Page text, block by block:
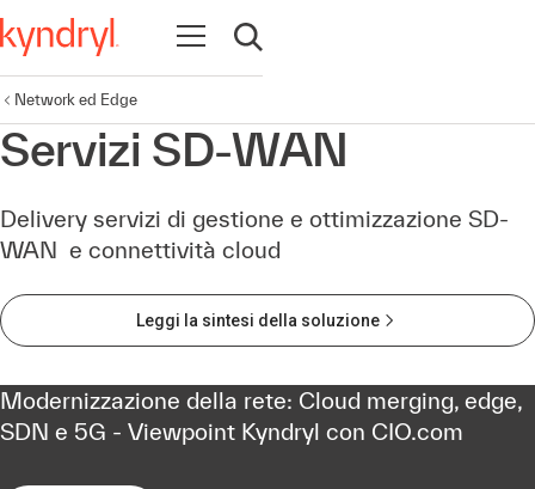
Apri la navigazione
Apri ricerca
Network ed Edge
Servizi SD-WAN
Delivery servizi di gestione e ottimizzazione SD-
WAN e connettività cloud
Leggi la sintesi della soluzione
Modernizzazione della rete: Cloud merging, edge,
SDN e 5G - Viewpoint Kyndryl con CIO.com